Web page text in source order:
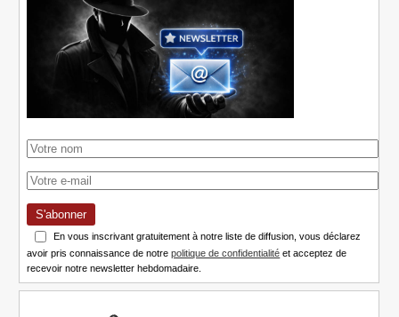
S'abonner
En vous inscrivant gratuitement à notre liste de diffusion, vous déclarez
avoir pris connaissance de notrepolitique de confidentialité et acceptez de
recevoir notre newsletter hebdomadaire.